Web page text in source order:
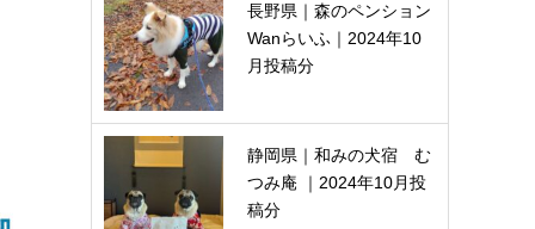
長野県｜森のペンション
Wanらいふ｜2024年10
月投稿分
静岡県｜和みの犬宿 む
つみ庵 ｜2024年10月投
稿分